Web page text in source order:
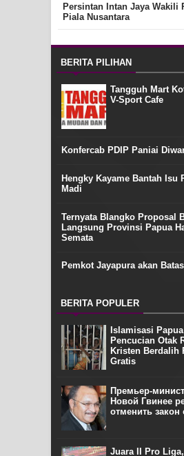
Persintan Intan Jaya Wakili
Piala Nusantara
BERITA PILIHAN
Tangguh Mart
V-Sport Cafe
Konfercab PDIP Paniai
Hengky Kayame Bantah Isu
Madi
Ternyata Blangko Proposal
Langsung Provinsi Papua
Semata
Pemkot Jayapura akan
BERITA POPULER
Islamisasi
Pencucian Otak
Kristen Berdalih
Gratis
Премьер-
Новой Гвинее
отменить закон
Juara II Pro